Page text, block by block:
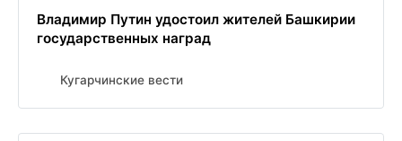
Владимир Путин удостоил жителей Башкирии
государственных наград
Кугарчинские вести